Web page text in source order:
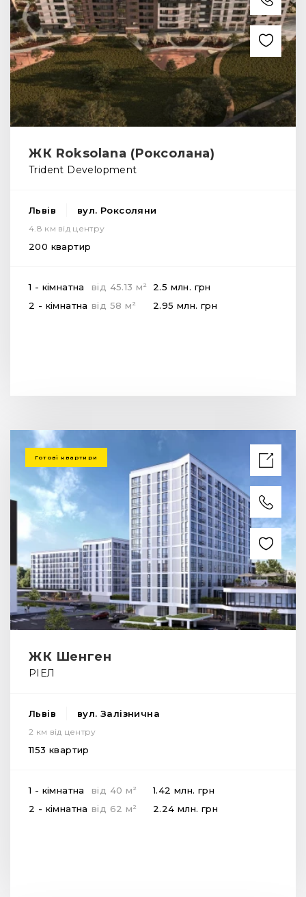
ЖК Roksolana (Роксолана)
Trident Development
Львів вул. Роксоляни
4.8 км від центру
200 квартир
1 - кімнатна від 45.13 м 2 2.5 млн. грн
2 - кімнатна від 58 м 2 2.95 млн. грн
Готові квартири
ЖК Шенген
РІЕЛ
Львів вул. Залізнична
2 км від центру
1153 квартир
1 - кімнатна від 40 м 2 1.42 млн. грн
2 - кімнатна від 62 м 2 2.24 млн. грн